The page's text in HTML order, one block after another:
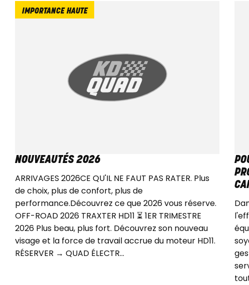
IMPORTANCE HAUTE
NOUVEAUTÉS 2026
ARRIVAGES 2026CE QU'IL NE FAUT PAS RATER. Plus
de choix, plus de confort, plus de
performance.Découvrez ce que 2026 vous réserve.
OFF-ROAD 2026 TRAXTER HD11 ⏳ 1ER TRIMESTRE
2026 Plus beau, plus fort. Découvrez son nouveau
visage et la force de travail accrue du moteur HD11.
RÉSERVER → QUAD ÉLECTR...